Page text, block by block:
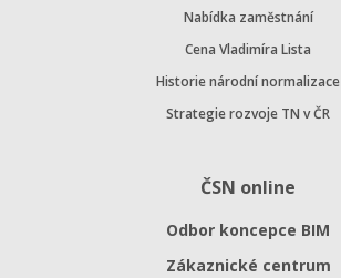
Nabídka zaměstnání
Cena Vladimíra Lista
Historie národní normalizace
Strategie rozvoje TN v ČR
ČSN online
Odbor koncepce BIM
Zákaznické centrum